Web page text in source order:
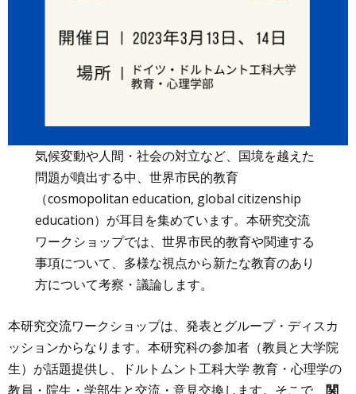
気候変動や人間・社会の対立など、国境を越えた
問題が噴出する中、世界市民的教育
（cosmopolitan education, global citizenship
education）が耳目を集めています。本研究交流
ワークショップでは、世界市民的教育や関連する
事項について、多様な視点から新たな教育のあり
方について考察・議論します。
本研究交流ワークショップは、発表とグループ・ディスカ
ッションからなります。本研究科の参加者（教員と大学院
生）が話題提供し、ドルトムント工科大学 教育・心理学の
教員・院生・学部生と交流・意見交換します。そこで、 関